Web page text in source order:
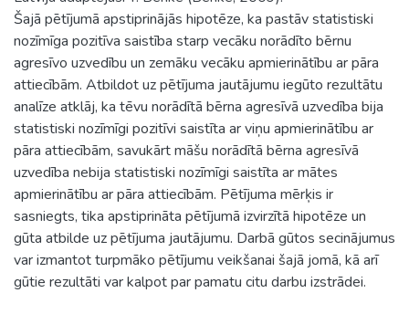
Šajā pētījumā apstiprinājās hipotēze, ka pastāv statistiski
nozīmīga pozitīva saistība starp vecāku norādīto bērnu
agresīvo uzvedību un zemāku vecāku apmierinātību ar pāra
attiecībām. Atbildot uz pētījuma jautājumu iegūto rezultātu
analīze atklāj, ka tēvu norādītā bērna agresīvā uzvedība bija
statistiski nozīmīgi pozitīvi saistīta ar viņu apmierinātību ar
pāra attiecībām, savukārt māšu norādītā bērna agresīvā
uzvedība nebija statistiski nozīmīgi saistīta ar mātes
apmierinātību ar pāra attiecībām. Pētījuma mērķis ir
sasniegts, tika apstiprināta pētījumā izvirzītā hipotēze un
gūta atbilde uz pētījuma jautājumu. Darbā gūtos secinājumus
var izmantot turpmāko pētījumu veikšanai šajā jomā, kā arī
gūtie rezultāti var kalpot par pamatu citu darbu izstrādei.